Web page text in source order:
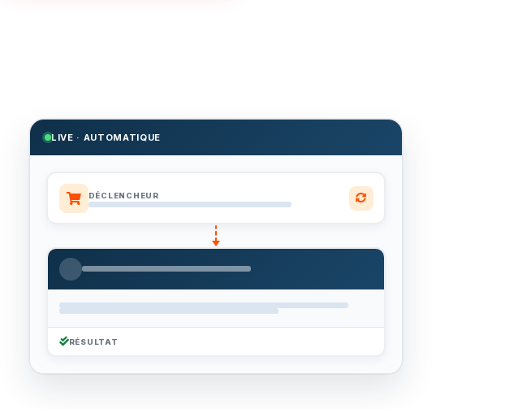
LIVE · AUTOMATIQUE
DÉCLENCHEUR
RÉSULTAT